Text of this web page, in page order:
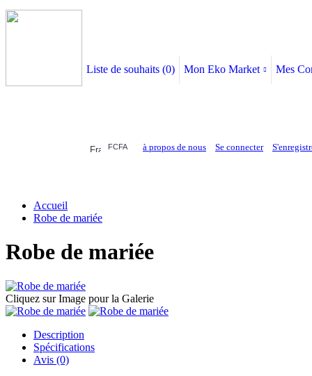
Liste de souhaits (0) Mon Eko Market Mes
FCFA à propos de nous Se connecter
Accueil
Robe de mariée
Robe de mariée
Cliquez sur Image pour la Galerie
Description
Spécifications
Avis (0)